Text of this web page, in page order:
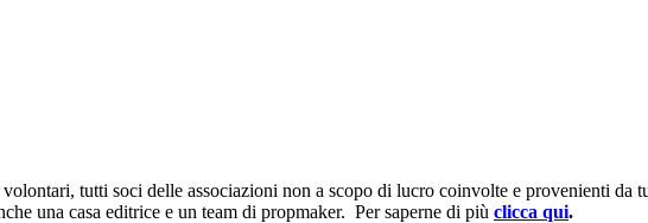
tutti soci delle associazioni non a scopo di lucro coinvolte e provenienti
una casa editrice e un team di propmaker. Per saperne di più clicca qui.